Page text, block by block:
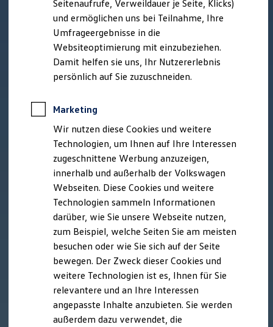
Anpfiff zum Gewinn
Elektromobilität
Elektroautos
ID. Tutorials
Elektrofahrzeugkonzepte
ID. EVERY1
Reichweite
Rekuperation
Laden unterwegs
Laden Zuhause
Ladestationen finden
Ladezeitensimulator
Batterie
Sicherheit
Nachhaltigkeit
Technologie
Kosten und Kauf
Verbrauchskosten
Kaufoptionen
E-Auto-Förderung
Software und Konnektivität
Die ID. Software 6
ID. Software Versionen und Updates
Digitale Extras
Schnittstellen zu Ihrem ID.
Seitenaufrufe, Verweildauer je Seite, Klicks)
und ermöglichen uns bei Teilnahme, Ihre
Umfrageergebnisse in die
Websiteoptimierung mit einzubeziehen.
Damit helfen sie uns, Ihr Nutzererlebnis
persönlich auf Sie zuzuschneiden.
Marketing
Wir nutzen diese Cookies und weitere
Technologien, um Ihnen auf Ihre Interessen
zugeschnittene Werbung anzuzeigen,
innerhalb und außerhalb der Volkswagen
Webseiten. Diese Cookies und weitere
Technologien sammeln Informationen
darüber, wie Sie unsere Webseite nutzen,
zum Beispiel, welche Seiten Sie am meisten
besuchen oder wie Sie sich auf der Seite
bewegen. Der Zweck dieser Cookies und
weitere Technologien ist es, Ihnen für Sie
relevantere und an Ihre Interessen
angepasste Inhalte anzubieten. Sie werden
außerdem dazu verwendet, die